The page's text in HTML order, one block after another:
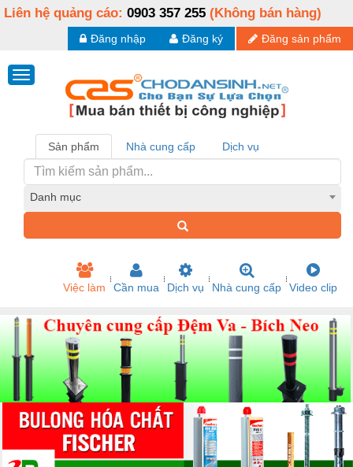
Liên hệ quảng cáo: 0903 357 255 (Không bán hàng)
Đăng sản phẩm
Đăng ký
Đăng nhập
Sản phẩm Nhà cung cấp Dịch vụ
Danh mục
Việc làm Cần mua Dịch vụ Nhà cung cấp Video clip